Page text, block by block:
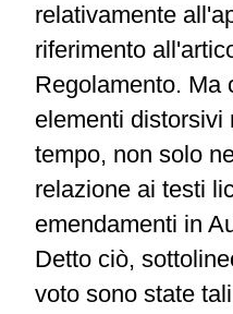
relativamente
riferimento
Regolamento. Ma
elementi distorsivi
tempo, non solo
relazione ai testi
emendamenti in
Detto ciò,
voto sono state